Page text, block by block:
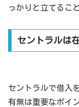
っかりと立てるこ
セントラルは
セントラルで借入
有無は重要なポイ